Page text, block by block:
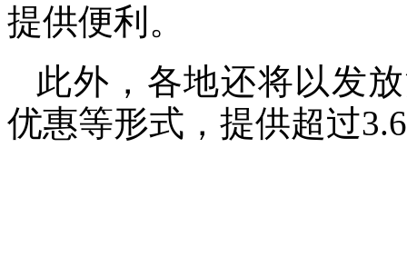
提供便利。
此外，各地还将以发
优惠等形式，提供超过